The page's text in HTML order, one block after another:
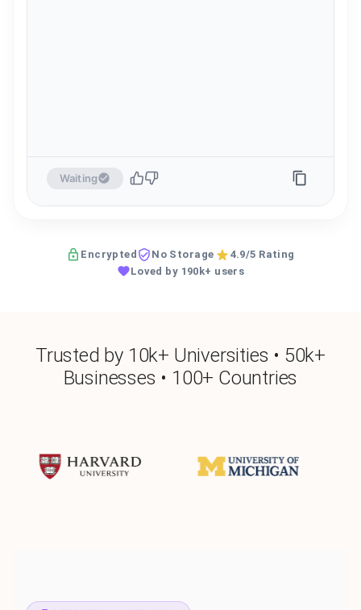
Waiting
Encrypted No Storage
4.9/5 Rating
Loved by 190k+ users
Trusted by 10k+ Universities • 50k+
Businesses • 100+ Countries